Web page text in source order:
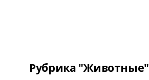
Рубрика "Животные"